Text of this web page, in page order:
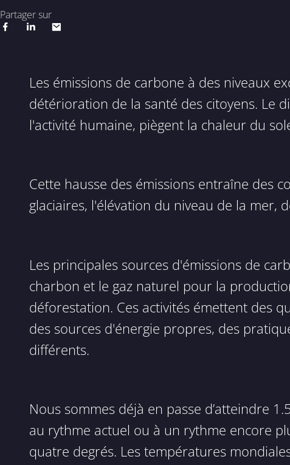
Partager sur
Les émissions de carbone à des niveaux
détérioration de la santé des citoyens. Le
l'activité humaine, piègent la chaleur du
Cette hausse des émissions entraîne des
glaciaires, l'élévation du niveau de la mer,
Les principales sources d'émissions de
charbon et le gaz naturel pour la
déforestation. Ces activités émettent des
des sources d'énergie propres, des
différents.
Nous sommes déjà en passe d’atteindre
au rythme actuel ou à un rythme encore
quatre degrés. Les températures